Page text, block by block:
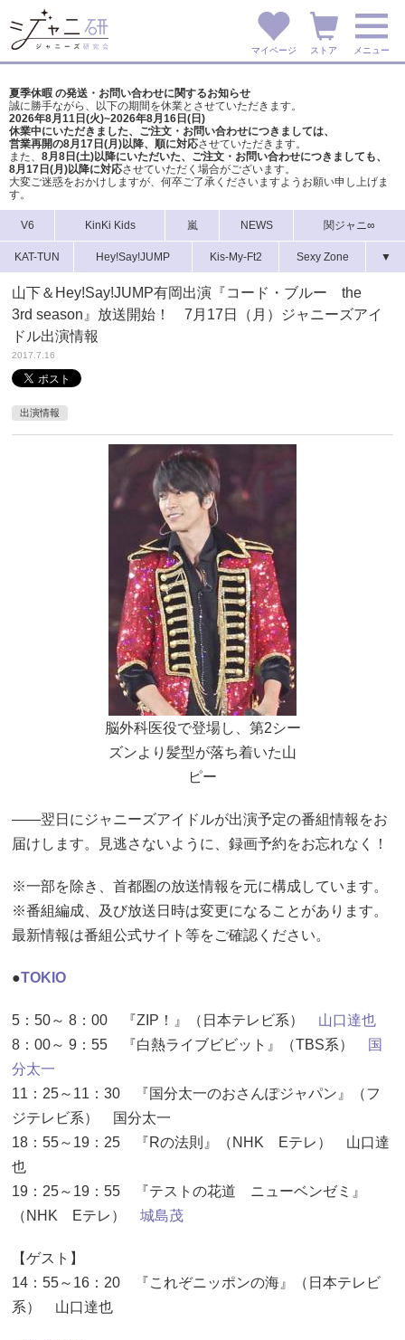
マイページ ストア メニュー
夏季休暇 の発送・お問い合わせに関するお知らせ
誠に勝手ながら、以下の期間を休業とさせていただきます。
2026年8月11日(火)~2026年8月16日(日)
休業中にいただきました、ご注文・お問い合わせにつきましては、
営業再開の8月17日(月)以降、順に対応させていただきます。
また、 8月8日(土)以降にいただいた、ご注文・ お問い合わせにつきましても、
8月17日(月)以降に対応させていただく場合がございます。
大変ご迷惑をおかけしますが、 何卒ご了承くださいますようお願い申し上げま
す。
V6 KinKi Kids 嵐 NEWS 関ジャニ∞
KAT-TUN Hey!Say!JUMP Kis-My-Ft2 Sexy Zone ▼
山下＆Hey!Say!JUMP有岡出演『コード・ブルー the
3rd season』放送開始！ 7月17日（月）ジャニーズアイ
ドル出演情報
2017.7.16
出演情報
脳外科医役で登場し、第2シー
ズンより髪型が落ち着いた山
ピー
――翌日にジャニーズアイドルが出演予定の番組情報をお
届けします。見逃さないように、録画予約をお忘れなく！
※一部を除き、首都圏の放送情報を元に構成しています。
※番組編成、及び放送日時は変更になることがあります。
最新情報は番組公式サイト等をご確認ください。
●TOKIO
5：50～ 8：00 『ZIP！』（日本テレビ系） 山口達也
8：00～ 9：55 『白熱ライブビビット』（TBS系）
国
分太一
11：25～11：30 『国分太一のおさんぽジャパン』（フ
ジテレビ系） 国分太一
18：55～19：25 『Rの法則』（NHK Eテレ） 山口達
也
19：25～19：55 『テストの花道 ニューベンゼミ』
（NHK Eテレ） 城島茂
【ゲスト】
14：55～16：20 『これぞニッポンの海』（日本テレビ
系） 山口達也